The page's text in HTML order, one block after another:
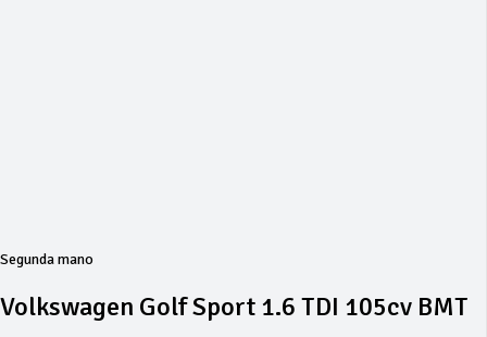
Segunda mano
Volkswagen Golf Sport 1.6 TDI 105cv BMT